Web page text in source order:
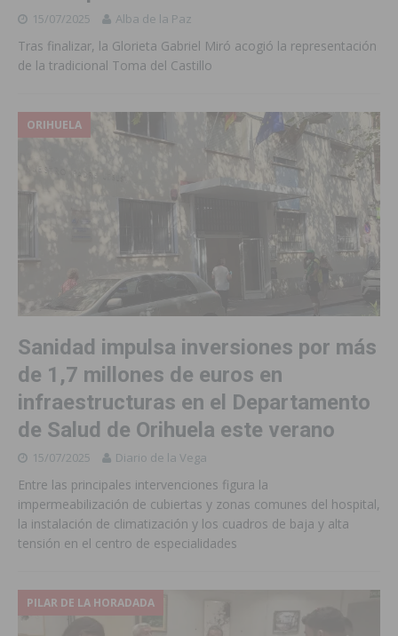
15/07/2025 Alba de la Paz
Tras finalizar, la Glorieta Gabriel Miró acogió la representación
de la tradicional Toma del Castillo
ORIHUELA
Sanidad impulsa inversiones por más
de 1,7 millones de euros en
infraestructuras en el Departamento
de Salud de Orihuela este verano
15/07/2025 Diario de la Vega
Entre las principales intervenciones figura la
impermeabilización de cubiertas y zonas comunes del hospital,
la instalación de climatización y los cuadros de baja y alta
tensión en el centro de especialidades
PILAR DE LA HORADADA